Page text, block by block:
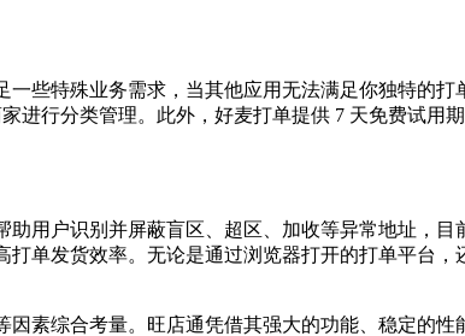
特殊业务需求，当其他应用无法满足你独特的打
进行分类管理。此外，好麦打单提供 7 天免费试用
户识别并屏蔽盲区、超区、加收等异常地址，目
单发货效率。无论是通过浏览器打开的打单平台
综合考量。旺店通凭借其强大的功能、稳定的性